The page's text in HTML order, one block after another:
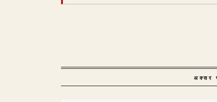
अक्सर